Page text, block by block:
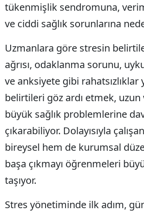
tükenmişlik sendromuna,
ve ciddi sağlık sorunlarına
Uzmanlara göre stresin
ağrısı, odaklanma sorunu,
ve anksiyete gibi rahatsızlıklar
belirtileri göz ardı etmek, uzun
büyük sağlık problemlerine
çıkarabiliyor. Dolayısıyla
bireysel hem de kurumsal
başa çıkmayı öğrenmeleri
taşıyor.
Stres yönetiminde ilk adım,